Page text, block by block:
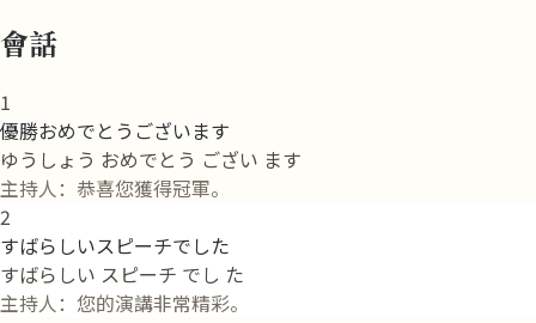
會話
1
優勝おめでとうございます
ゆうしょう おめでとう ござい ます
主持人：恭喜您獲得冠軍。
2
すばらしいスピーチでした
すばらしい スピーチ でし た
主持人：您的演講非常精彩。